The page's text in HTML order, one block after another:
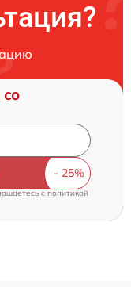
со
c политикой